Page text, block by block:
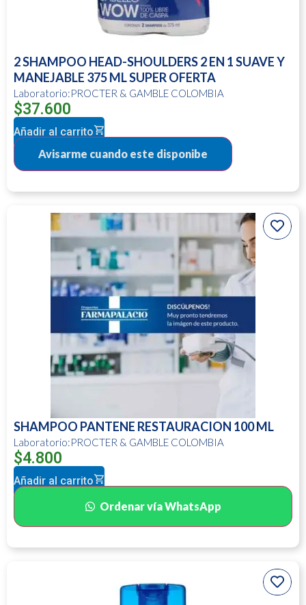
2 SHAMPOO HEAD-SHOULDERS 2 EN 1 SUAVE Y
MANEJABLE 375 ML SUPER OFERTA
Laboratorio:PROCTER & GAMBLE COLOMBIA
$37.600
Añadir al carrito
SHAMPOO PANTENE RESTAURACION 100 ML
Laboratorio:PROCTER & GAMBLE COLOMBIA
$4.800
Añadir al carrito
Ordenar vía WhatsApp